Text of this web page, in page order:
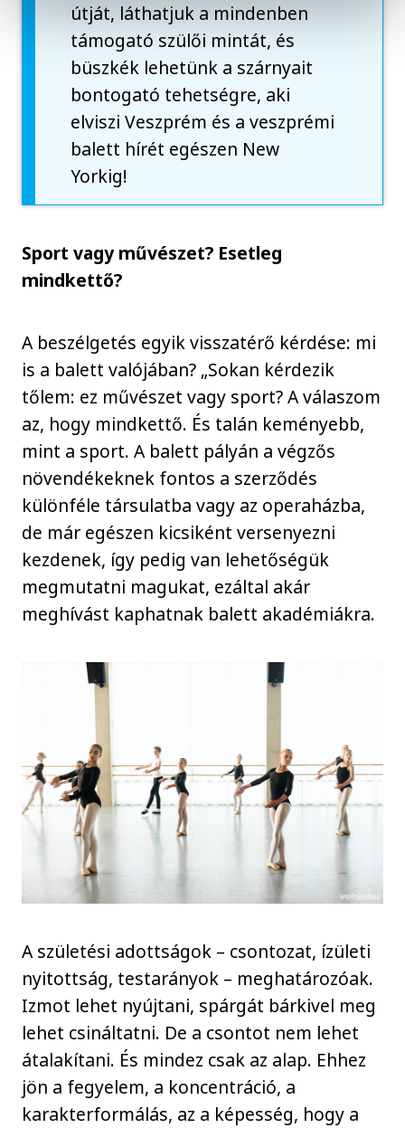
útját, láthatjuk a mindenben
támogató szülői mintát, és
büszkék lehetünk a szárnyait
bontogató tehetségre, aki
elviszi Veszprém és a veszprémi
balett hírét egészen New
Yorkig!
Sport vagy művészet? Esetleg
mindkettő?
A beszélgetés egyik visszatérő kérdése: mi
is a balett valójában? „Sokan kérdezik
tőlem: ez művészet vagy sport? A válaszom
az, hogy mindkettő. És talán keményebb,
mint a sport. A balett pályán a végzős
növendékeknek fontos a szerződés
különféle társulatba vagy az operaházba,
de már egészen kicsiként versenyezni
kezdenek, így pedig van lehetőségük
megmutatni magukat, ezáltal akár
meghívást kaphatnak balett akadémiákra.
A születési adottságok – csontozat, ízületi
nyitottság, testarányok – meghatározóak.
Izmot lehet nyújtani, spárgát bárkivel meg
lehet csináltatni. De a csontot nem lehet
átalakítani. És mindez csak az alap. Ehhez
jön a fegyelem, a koncentráció, a
karakterformálás, az a képesség, hogy a